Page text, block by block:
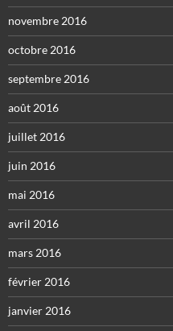
novembre 2016
octobre 2016
septembre 2016
août 2016
juillet 2016
juin 2016
mai 2016
avril 2016
mars 2016
février 2016
janvier 2016